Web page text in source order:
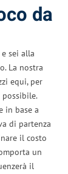
da
sei alla
La nostra
equi, per
in base a
di partenza
il costo
un
il